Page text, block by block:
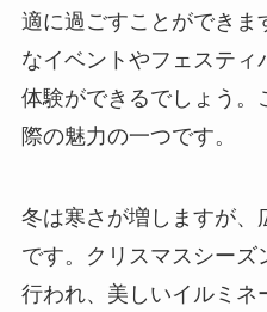
適に過ごすことができま
なイベントやフェスティ
体験ができるでしょう。
際の魅力の一つです。
冬は寒さが増しますが、
です。クリスマスシー
行われ、美しいイルミネ